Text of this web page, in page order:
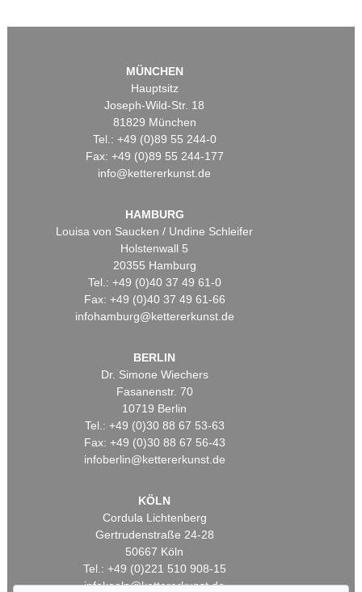
MÜNCHEN
Hauptsitz
Joseph-Wild-Str. 18
81829 München
Tel.: +49 (0)89 55 244-0
Fax: +49 (0)89 55 244-177
info@kettererkunst.de
HAMBURG
Louisa von Saucken / Undine Schleifer
Holstenwall 5
20355 Hamburg
Tel.: +49 (0)40 37 49 61-0
Fax: +49 (0)40 37 49 61-66
infohamburg@kettererkunst.de
BERLIN
Dr. Simone Wiechers
Fasanenstr. 70
10719 Berlin
Tel.: +49 (0)30 88 67 53-63
Fax: +49 (0)30 88 67 56-43
infoberlin@kettererkunst.de
KÖLN
Cordula Lichtenberg
Gertrudenstraße 24-28
50667 Köln
Tel.: +49 (0)221 510 908-15
infokoeln@kettererkunst.de